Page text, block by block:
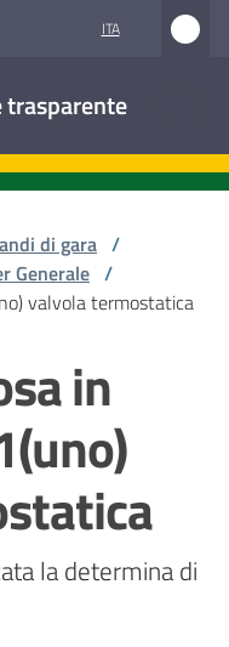
ITA
di gara /
Generale /
valvola termostatica
in
la determina di